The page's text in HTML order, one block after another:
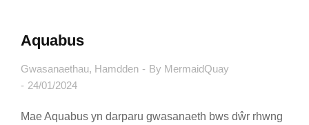
Aquabus
Gwasanaethau, Hamdden By MermaidQuay
24/01/2024
Mae Aquabus yn darparu gwasanaeth bws dŵr rhwng